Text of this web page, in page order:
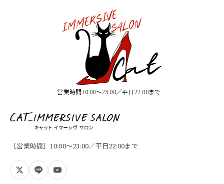
営業時間10:00〜23:00／平日22:00まで
［営業時間］10:00〜23:00／平日22:00まで